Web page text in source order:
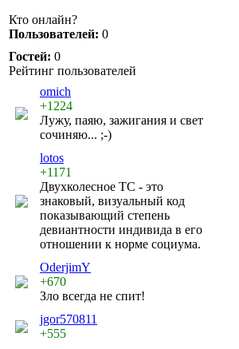
Кто онлайн?
Пользователей: 0
Гостей: 0
Рейтинг пользователей
omich
+1224
Лужу, паяю, зажигания и свет
сочиняю... ;-)
lotos
+1171
Двухколесное ТС - это
знаковый, визуальный код
показывающий степень
девиантности индивида в его
отношении к норме социума.
OderjimY
+670
Зло всегда не спит!
jgor570811
+555